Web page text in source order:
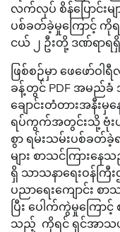
လက်လုပ် စိန်ပြောင်းမျ
ပစ်ခတ်ခဲ့မှုကြောင့် ကိုရင်
ငယ် ၂ ဦးတို့ ဒဏ်ရာရ
ဖြစ်စဉ်မှာ ဖေဖော်ဝ
ခန့်တွင် PDF အမည်ခံ
ချောင်းတံတားအနီးမှ
ရပ်ကွက်အတွင်းသို့ ဗုံးပစ်
စွာ ရမ်းသမ်းပစ်ခတ်ခဲ့ရ
များ စာသင်ကြားနေ
ရှိ သာသနာရေးဝန်ကြီ
ပညာရေးကျောင်း စ
ပြီး ပေါက်ကွဲမှုကြော
သည့် ကိုရင် ရှင်အာသဖ (